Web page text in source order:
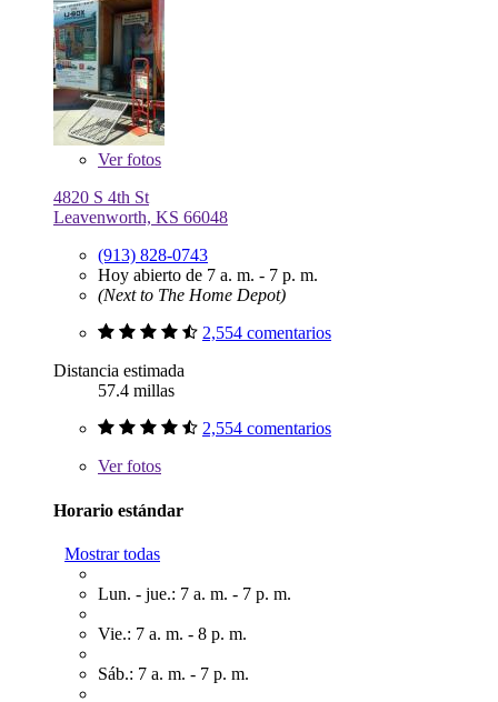
Verfotos
4820 S 4th St
Leavenworth, KS 66048
(913) 828-0743
Hoy abierto de 7 a. m. - 7 p. m.
(Next to The Home Depot)
2,554 comentarios
Distancia estimada
57.4 millas
2,554 comentarios
Verfotos
Horario estándar
Mostrar todas
Lun. - jue.: 7 a. m. - 7 p. m.
Vie.: 7 a. m. - 8 p. m.
Sáb.: 7 a. m. - 7 p. m.